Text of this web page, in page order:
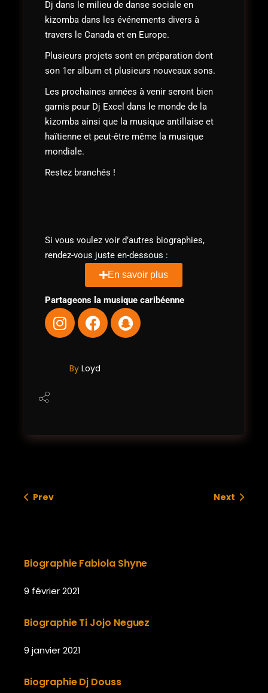
Dj dans le milieu de danse sociale en
kizomba dans les événements divers à
travers le Canada et en Europe.
Plusieurs projets sont en préparation dont
son 1er album et plusieurs nouveaux sons.
Les prochaines années à venir seront bien
garnis pour Dj Excel dans le monde de la
kizomba ainsi que la musique antillaise et
haïtienne et peut-être même la musique
mondiale.
Restez branchés !
Si vous voulez voir d’autres biographies,
rendez-vous juste en-dessous :
En savoir plus
Partageons la musique caribéenne
By Loyd
Prev Next
Biographie Fabiola Shyne
9 février 2021
Biographie Ti Jojo Neguez
9 janvier 2021
Biographie Dj Douss